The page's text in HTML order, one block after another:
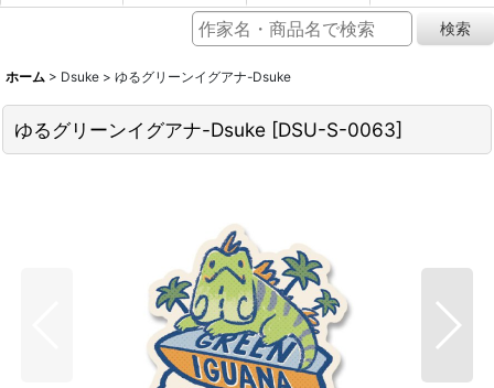
ホーム > Dsuke > ゆるグリーンイグアナ-Dsuke
ゆるグリーンイグアナ-Dsuke [DSU-S-0063]